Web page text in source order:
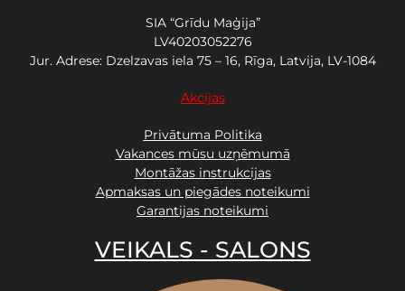
SIA “Grīdu Maģija”
LV40203052276
Jur. Adrese: Dzelzavas iela 75 – 16, Rīga, Latvija, LV-1084
Akcijas
Privātuma Politika
Vakances mūsu uzņēmumā
Montāžas instrukcijas
Apmaksas un piegādes noteikumi
Garantijas noteikumi
VEIKALS - SALONS